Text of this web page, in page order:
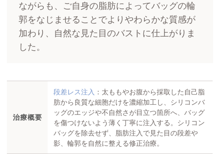
ながらも、ご自身の脂肪によってバッグの輪
郭をなじませることでよりやわらかな質感が
加わり、自然な見た目のバストに仕上がりま
した。
治療概要
段差レス注入 ：太ももやお腹から採取した自己脂
肪から良質な細胞だけを濃縮加工し、シリコンバ
ッグのエッジや不自然さが目立つ箇所へ、バッグ
を傷つけないよう薄く丁寧に注入する。シリコン
バッグを除去せず、脂肪注入で見た目の段差や
影、輪郭を自然に整える修正治療。